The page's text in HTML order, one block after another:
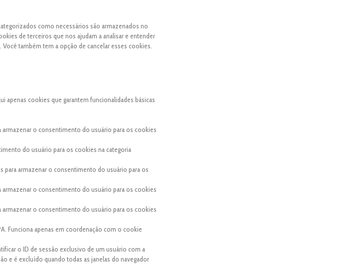
como necessários são armazenados no
de terceiros que nos ajudam a analisar e entender
também tem a opção de cancelar esses cookies.
apenas cookies que garantem funcionalidades básicas
o consentimento do usuário para os cookies
do usuário para os cookies na categoria
armazenar o consentimento do usuário para os
o consentimento do usuário para os cookies
o consentimento do usuário para os cookies
Funciona apenas em coordenação com o cookie
o ID de sessão exclusivo de um usuário com a
e é excluído quando todas as janelas do navegador